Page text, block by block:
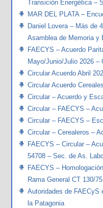
Transición Energética –
MAR DEL PLATA –
Daniel Lovera – Más de
Asamblea de Memoria y
FAECYS – Acuerdo
Mayo/Junio/Julio 2026 –
Circular Acuerdo Abril
Circular Acuerdo
Circular – Acuerdo y
Circular – FAECYS –
Circular – FAECYS –
Circular – Cerealeros –
FAECYS – Circular –
54708 – Sec. de As.
FAECYS –
Rama General CT 130/
Autoridades de FAECyS
la Patagonia